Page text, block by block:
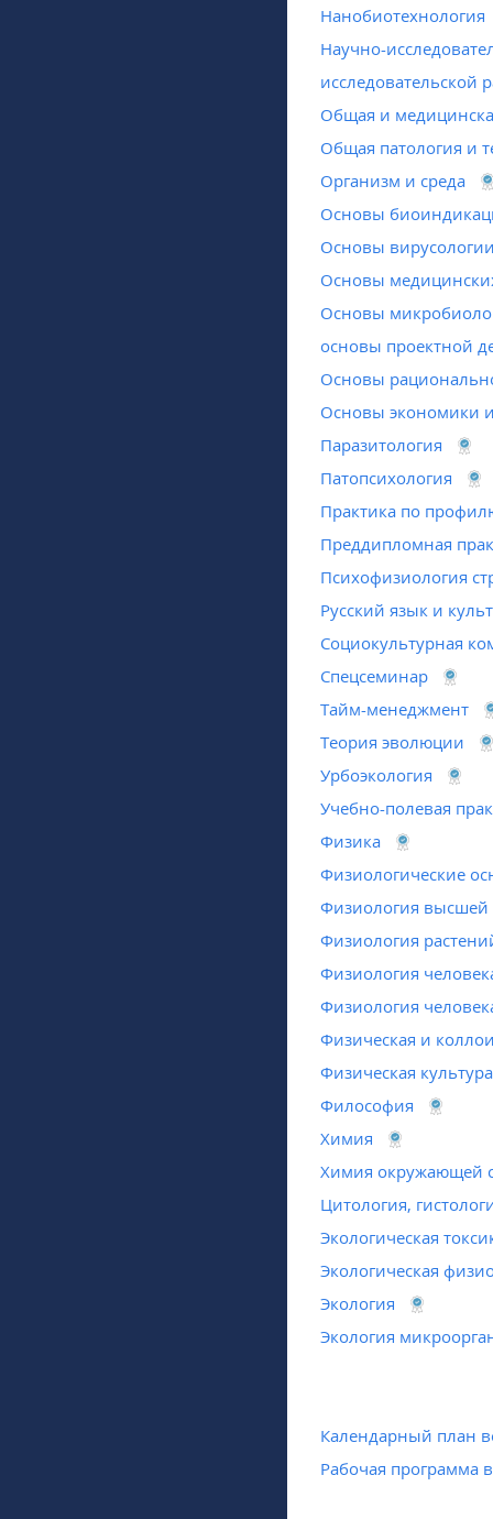
Нанобиотехнология
Научно-
исследовательской
Общая и
Общая патология и
Организм и среда
Основы
Основы
Основы
Основы
основы проектной
Основы
Основы экономики
Паразитология
Патопсихология
Практика по
Преддипломная
Психофизиология
Русский язык и
Социокультурная
Спецсеминар
Тайм-менеджмент
Теория эволюции
Урбоэкология
Учебно-полевая
Физика
Физиологические
Физиология высшей
Физиология
Физиология
Физиология
Физическая и
Физическая
Философия
Химия
Химия окружающей
Цитология,
Экологическая
Экологическая
Экология
Экология
Календарный план
Рабочая программа